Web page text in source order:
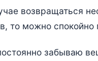
возвращаться
то можно спокойно
забываю